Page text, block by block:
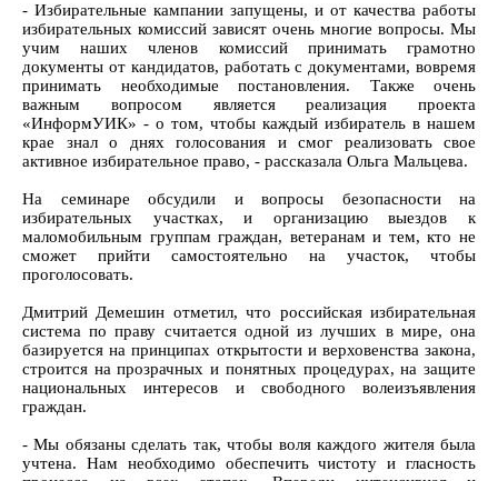
- Избирательные кампании запущены, и от качества работы
избирательных комиссий зависят очень многие вопросы. Мы
учим наших членов комиссий принимать грамотно
документы от кандидатов, работать с документами, вовремя
принимать необходимые постановления. Также очень
важным вопросом является реализация проекта
«ИнформУИК» - о том, чтобы каждый избиратель в нашем
крае знал о днях голосования и смог реализовать свое
активное избирательное право, - рассказала Ольга Мальцева.
На семинаре обсудили и вопросы безопасности на
избирательных участках, и организацию выездов к
маломобильным группам граждан, ветеранам и тем, кто не
сможет прийти самостоятельно на участок, чтобы
проголосовать.
Дмитрий Демешин отметил, что российская избирательная
система по праву считается одной из лучших в мире, она
базируется на принципах открытости и верховенства закона,
строится на прозрачных и понятных процедурах, на защите
национальных интересов и свободного волеизъявления
граждан.
- Мы обязаны сделать так, чтобы воля каждого жителя была
учтена. Нам необходимо обеспечить чистоту и гласность